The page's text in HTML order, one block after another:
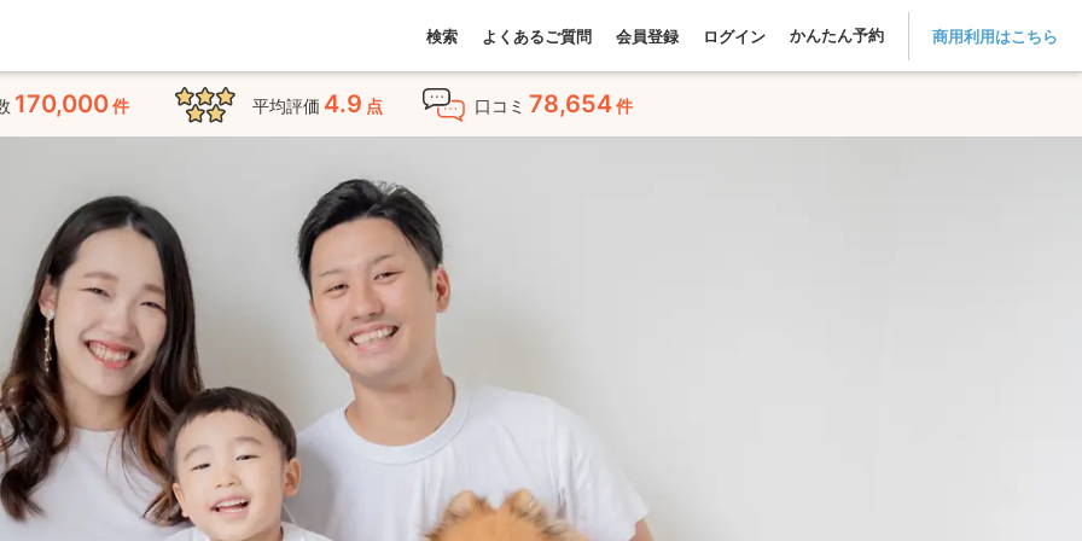
検索 よくあるご質問 会員登録 ログイン かんたん予約 商用利用はこちら
170,000件 平均評価 4.9 点 口コミ 78,654件